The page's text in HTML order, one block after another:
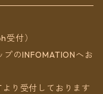
付）
のINFOMATIONへお
り受付しております